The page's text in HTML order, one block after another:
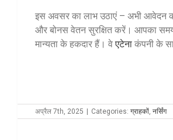
इस अवसर का लाभ उठाएं – अभी आवेदन
और बोनस वेतन सुरक्षित करें। आपका
मान्यता के हकदार हैं। वेएटेना कंपनी के
अप्रैल 7th, 2025 | Categories: ग्राहकों नर्सिंग